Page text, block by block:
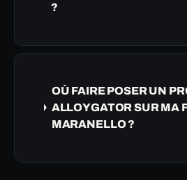
?
OÙ FAIRE POSER UN
ALLOYGATOR SUR MA
MARANELLO ?